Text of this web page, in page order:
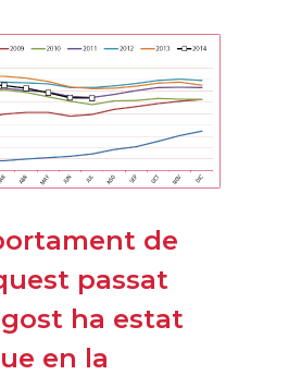
de
passat
ha estat
en la